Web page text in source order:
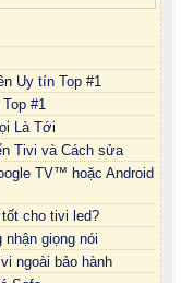
Uy tín Top #1
#1
Là Tới
Tivi và Cách sửa
TV™ hoặc Android
cho tivi led?
giọng nói
ngoài bảo hành